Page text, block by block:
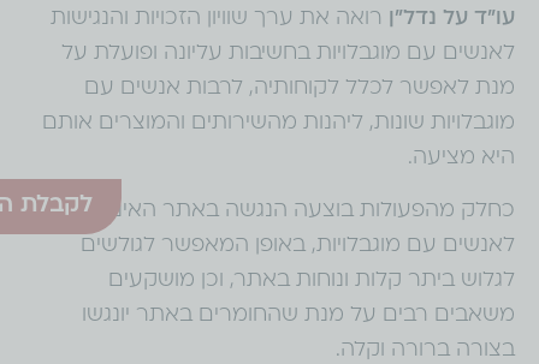
עו״ד על נדל״ן
רואה את ערך שוויון הזכויות והנגישות
לאנשים עם מוגבלויות בחשיבות עליונה ופועלת על
מנת לאפשר לכלל לקוחותיה, לרבות אנשים עם
מוגבלויות שונות, ליהנות מהשירותים והמוצרים אותם
היא מציעה.
כחלק מהפעולות בוצעה הנגשה באתר האינטרנט
לאנשים עם מוגבלויות, באופן המאפשר לגולשים
לגלוש ביתר קלות ונוחות באתר, וכן מושקעים
משאבים רבים על מנת שהחומרים באתר יונגשו
בצורה ברורה וקלה.
לקבלת